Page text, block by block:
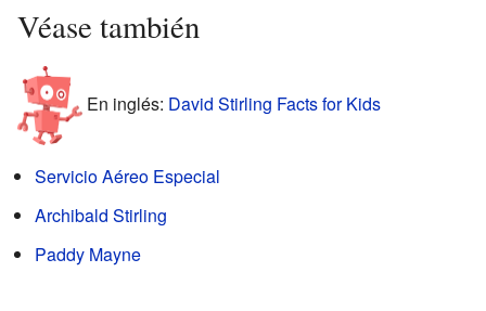
Véase también
En inglés: David Stirling Facts for Kids
Servicio Aéreo Especial
Archibald Stirling
Paddy Mayne